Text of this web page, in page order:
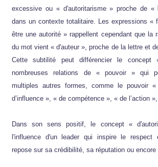
excessive ou « d'autoritarisme » proche de «
dans un contexte totalitaire. Les expressions «
être une autorité » rappellent cependant que la
du mot vient « d'auteur », proche de la lettre et
Cette subtilité peut différencier le concept
nombreuses relations de « pouvoir » qui
multiples autres formes, comme le pouvoir
d’influence », « de compétence », « de l’action
Dans son sens positif, le concept «
l'influence d'un leader qui inspire le respect
repose sur sa crédibilité, sa réputation ou encore